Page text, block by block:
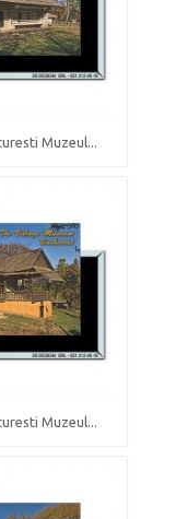
Muzeul...
Muzeul...